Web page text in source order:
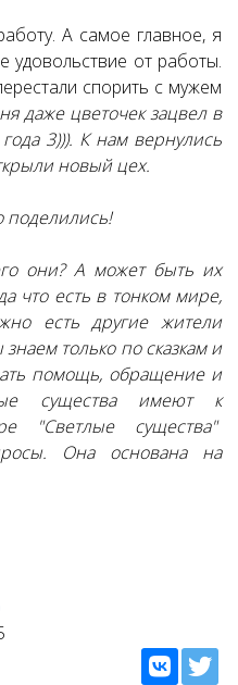
А самое главное, я
удовольствие от работы.
спорить с мужем
даже цветочек зацвел в
3))). К нам вернулись
новый цех.
поделились!
они? А может быть их
что есть в тонком мире,
есть другие жители
только по сказкам и
помощь, обращение и
существа имеют к
"Светлые существа"
Она основана на